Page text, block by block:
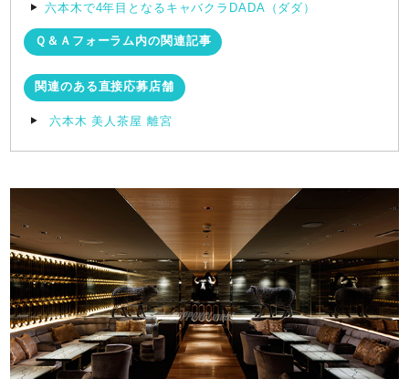
六本木で4年目となるキャバクラDADA（ダダ）
Ｑ＆Ａフォーラム内の関連記事
関連のある直接応募店舗
六本木 美人茶屋 離宮